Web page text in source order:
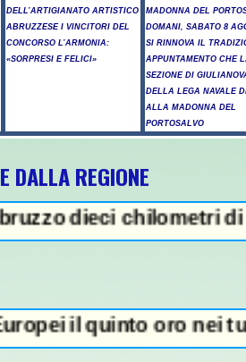
DELL’ARTIGIANATO ARTISTICO
ABRUZZESE I VINCITORI DEL
CONCORSO L’ARMONIA:
«SORPRESI E FELICI»
MADONNA DEL
DOMANI, SABATO 8
SI RINNOVA IL
APPUNTAMENTO CHE
SEZIONE DI
DELLA LEGA NAVALE
ALLA MADONNA DEL
PORTOSALVO
DALLA REGIONE
chilometri di coda -
oro nei tuffi
in una scuola a